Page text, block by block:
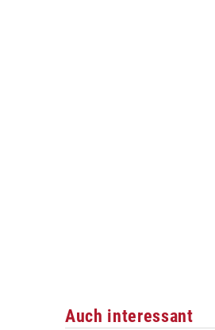
Auch interessant